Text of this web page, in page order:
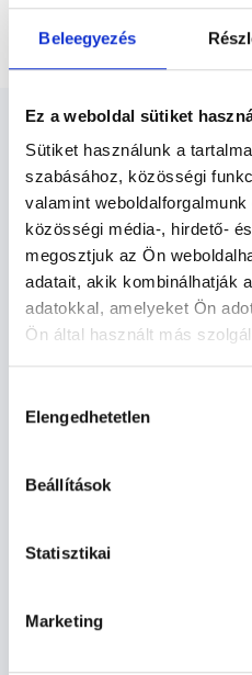
Beleegyezés
Ez a weboldal sütiket
Sütiket használunk a
szabásához, közösségi
valamint
közösségi média-, hirdető-
megosztjuk az Ön
adatait, akik kombinálhatják
adatokkal, amelyeket Ön
Ön által használt más
szabályzat:https://
kiválasztása
Elengedhetetlen
Beállítások
Statisztikai
Marketing
Pszichológus
Pszichológia
A kommunikációs zavarok,
indulatok és düh
A párterápia a párokat,
megerősíthetik
Pszichológia
Szolgáltatások
Budapesti és vidéki